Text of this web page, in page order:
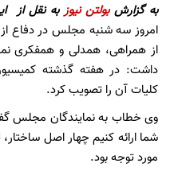
به گزارشبولتن نیوزبه نقل از
از همراهی، همدلی و همفکری
داشت: در هفته گذشته
کلیات آن را تصویب کرد.
وی خطاب به نمایندگان مجلس
شما ارائه کنیم چهار اصل
مورد توجه بود.